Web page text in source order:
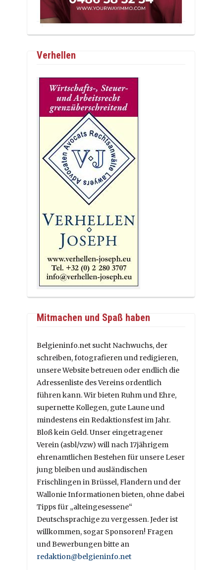
Verhellen
Mitmachen und Spaß haben
Belgieninfo.net sucht Nachwuchs, der
schreiben, fotografieren und redigieren,
unsere Website betreuen oder endlich die
Adressenliste des Vereins ordentlich
führen kann. Wir bieten Ruhm und Ehre,
supernette Kollegen, gute Laune und
mindestens ein Redaktionsfest im Jahr.
Bloß kein Geld. Unser eingetragener
Verein (asbl/vzw) will nach 17jährigem
ehrenamtlichen Bestehen für unsere Leser
jung bleiben und ausländischen
Frischlingen in Brüssel, Flandern und der
Wallonie Informationen bieten, ohne dabei
Tipps für „alteingesessene“
Deutschsprachige zu vergessen. Jeder ist
willkommen, sogar Sponsoren! Fragen
und Bewerbungen bitte an
redaktion@belgieninfo.net